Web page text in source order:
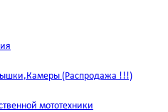
(Распродажа !!!)
мототехники